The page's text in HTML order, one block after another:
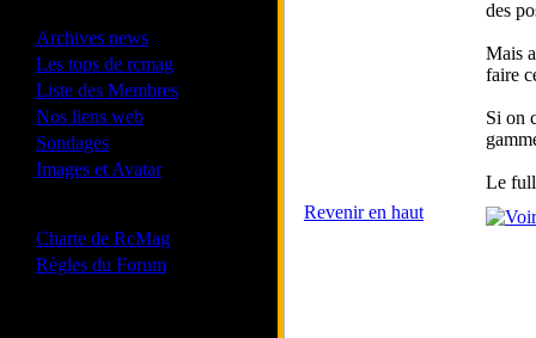
Archives news
Les tops de rcmag
Liste des Membres
Nos liens web
Sondages
Images et Avatar
Charte de RcMag
Règles du Forum
des
Mais
faire
Si on
Le full
Revenir en haut